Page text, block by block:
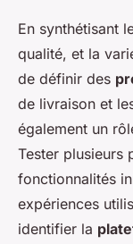
En synthétisant
qualité, et la
de définir des
de livraison et
également un
Tester plusieurs
fonctionnalités
expériences
identifier la